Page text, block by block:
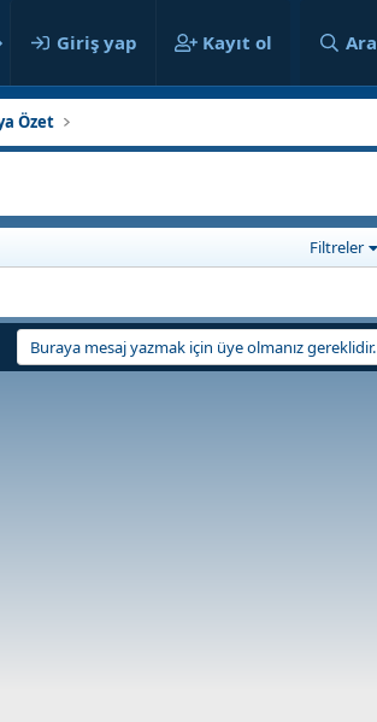
Giriş yap Kayıt ol Ara
Özet
Filtreler
Buraya mesaj yazmak için üye olmanız gereklidir.